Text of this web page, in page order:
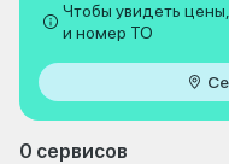
Чтобы увидеть
и номер ТО
0 сервисов